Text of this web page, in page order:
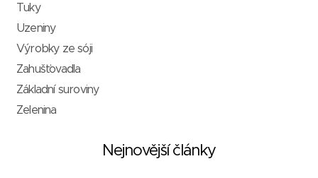
Tuky
Uzeniny
Výrobky ze sóji
Zahušťovadla
Základní suroviny
Zelenina
Nejnovější články